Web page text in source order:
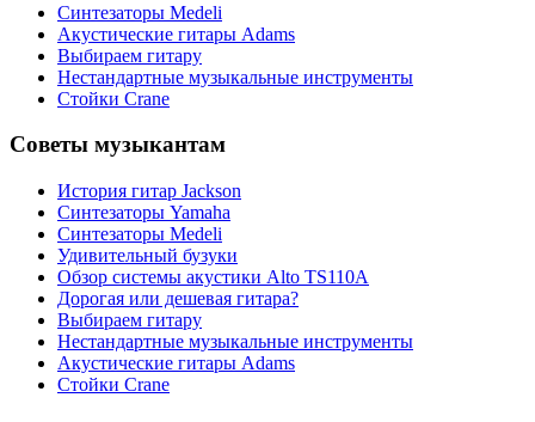
Синтезаторы Мedeli
Акустические гитары Adams
Выбираем гитару
Нестандартные музыкальные инструменты
Стойки Crane
Советы музыкантам
История гитар Jackson
Синтезаторы Yamaha
Синтезаторы Мedeli
Удивительный бузуки
Обзор системы акустики Alto TS110A
Дорогая или дешевая гитара?
Выбираем гитару
Нестандартные музыкальные инструменты
Акустические гитары Adams
Стойки Crane